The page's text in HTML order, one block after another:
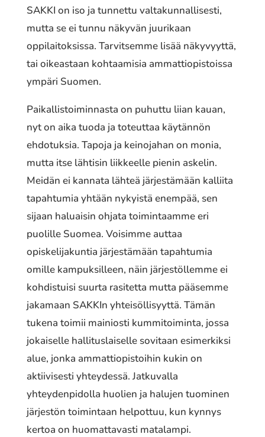
SAKKI on iso ja tunnettu valtakunnallisesti,
mutta se ei tunnu näkyvän juurikaan
oppilaitoksissa. Tarvitsemme lisää näkyvyyttä,
tai oikeastaan kohtaamisia ammattiopistoissa
ympäri Suomen.
Paikallistoiminnasta on puhuttu liian kauan,
nyt on aika tuoda ja toteuttaa käytännön
ehdotuksia. Tapoja ja keinojahan on monia,
mutta itse lähtisin liikkeelle pienin askelin.
Meidän ei kannata lähteä järjestämään kalliita
tapahtumia yhtään nykyistä enempää, sen
sijaan haluaisin ohjata toimintaamme eri
puolille Suomea. Voisimme auttaa
opiskelijakuntia järjestämään tapahtumia
omille kampuksilleen, näin järjestöllemme ei
kohdistuisi suurta rasitetta mutta pääsemme
jakamaan SAKKIn yhteisöllisyyttä. Tämän
tukena toimii mainiosti kummitoiminta, jossa
jokaiselle hallituslaiselle sovitaan esimerkiksi
alue, jonka ammattiopistoihin kukin on
aktiivisesti yhteydessä. Jatkuvalla
yhteydenpidolla huolien ja halujen tuominen
järjestön toimintaan helpottuu, kun kynnys
kertoa on huomattavasti matalampi.